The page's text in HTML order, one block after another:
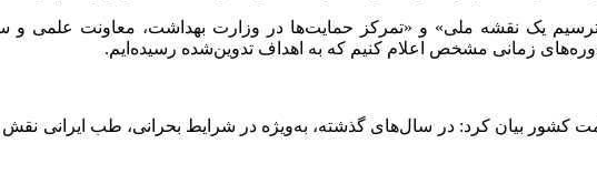
یک نقشه ملی» و «تمرکز حمایت‌ها در وزارت بهداشت، معاونت علمی و
دوره‌های زمانی مشخص اعلام کنیم که به اهداف تدوین‌شده رسیده‌ایم.
کشور بیان کرد: در سال‌های گذشته، به‌ویژه در شرایط بحرانی، طب ایرانی